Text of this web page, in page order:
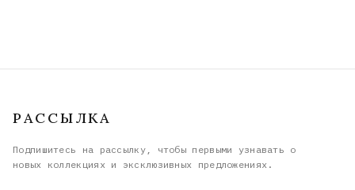
РАССЫЛКА
Подпишитесь на рассылку, чтобы первыми узнавать о
новых коллекциях и эксклюзивных предложениях.